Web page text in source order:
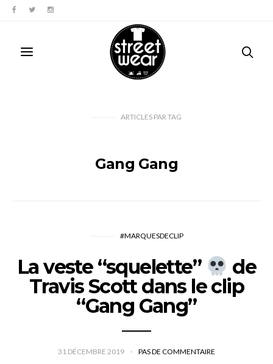
ARTICLES PAR TAG
Gang Gang
#MARQUESDECLIP
La veste “squelette”
de
Travis Scott dans le clip
“Gang Gang”
31 DÉCEMBRE 2019 PAS DE COMMENTAIRE